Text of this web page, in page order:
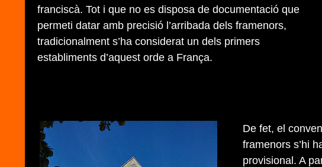
franciscà. Tot i que no es disposa de documentació que
permeti datar amb precisió l’arribada dels framenors,
tradicionalment s’ha considerat un dels primers
establiments d’aquest orde a França.
De fet, el
framenors s’hi
provisional. A